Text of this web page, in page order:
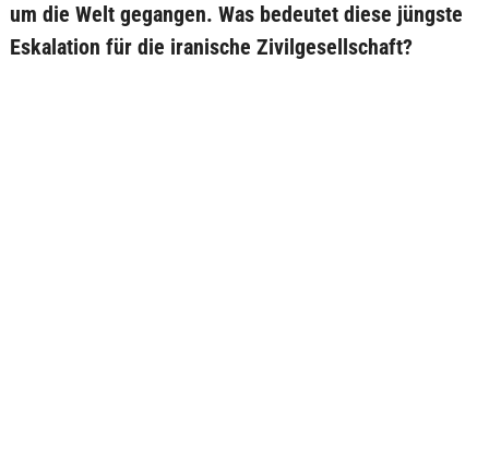
um die Welt gegangen. Was bedeutet diese jüngste
Eskalation für die iranische Zivilgesellschaft?